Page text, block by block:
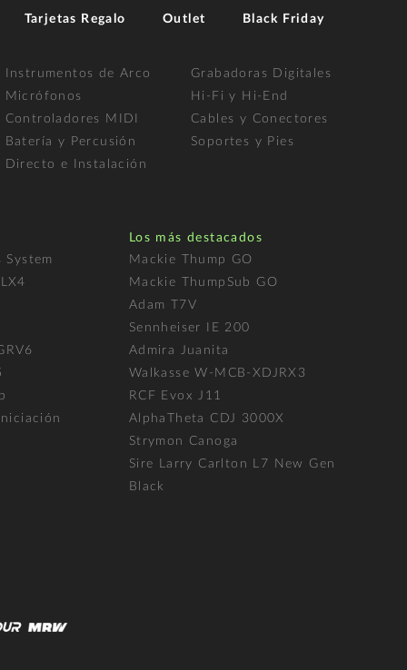
Tarjetas Regalo Outlet Black Friday
Instrumentos de Arco
Micrófonos
Controladores MIDI
Batería y Percusión
Directo e Instalación
Grabadoras Digitales
Hi-Fi y Hi-End
Cables y Conectores
Soportes y Pies
Los más destacados
Mackie Thump GO
Mackie ThumpSub GO
Adam T7V
Sennheiser IE 200
Admira Juanita
Walkasse W-MCB-XDJRX3
RCF Evox J11
AlphaTheta CDJ 3000X
Strymon Canoga
Sire Larry Carlton L7 New Gen
Black